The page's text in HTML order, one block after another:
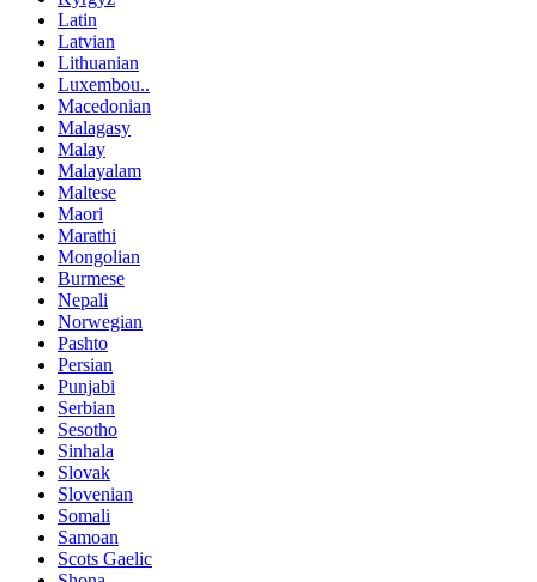
Latin
Latvian
Lithuanian
Luxembou..
Macedonian
Malagasy
Malay
Malayalam
Maltese
Maori
Marathi
Mongolian
Burmese
Nepali
Norwegian
Pashto
Persian
Punjabi
Serbian
Sesotho
Sinhala
Slovak
Slovenian
Somali
Samoan
Scots Gaelic